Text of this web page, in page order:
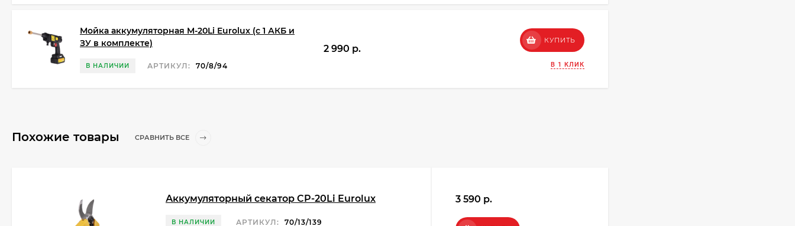
Мойка аккумуляторная M-20Li Eurolux (с 1 АКБ и
ЗУ в комплекте)
В НАЛИЧИИ АРТИКУЛ: 70/8/94
2 990 p.
КУПИТЬ
В 1 КЛИК
Похожие товары СРАВНИТЬ ВСЕ
Аккумуляторный секатор CP-20Li Eurolux
В НАЛИЧИИ АРТИКУЛ: 70/13/139
3 590 p.